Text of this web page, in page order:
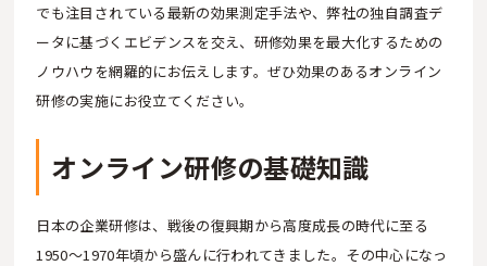
でも注目されている最新の効果測定手法や、弊社の独自調査デ
ータに基づくエビデンスを交え、研修効果を最大化するための
ノウハウを網羅的にお伝えします。ぜひ効果のあるオンライン
研修の実施にお役立てください。
オンライン研修の基礎知識
日本の企業研修は、戦後の復興期から高度成長の時代に至る
1950〜1970年頃から盛んに行われてきました。その中心になっ